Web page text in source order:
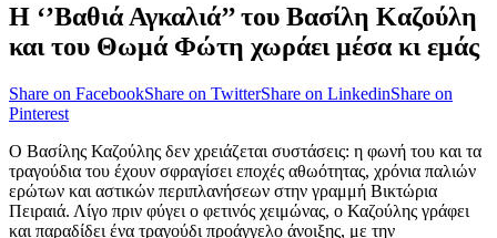
Η ‘’Βαθιά Αγκαλιά’’ του Βασίλη Καζούλη
και του Θωμά Φώτη χωράει μέσα κι εμάς
Share on FacebookShare on TwitterShare on LinkedinShare on
Pinterest
Ο Βασίλης Καζούλης δεν χρειάζεται συστάσεις: η φωνή του και τα
τραγούδια του έχουν σφραγίσει εποχές αθωότητας, χρόνια παλιών
ερώτων και αστικών περιπλανήσεων στην γραμμή Βικτώρια
Πειραιά. Λίγο πριν φύγει ο φετινός χειμώνας, ο Καζούλης γράφει
και παραδίδει ένα τραγούδι προάγγελο άνοιξης, με την